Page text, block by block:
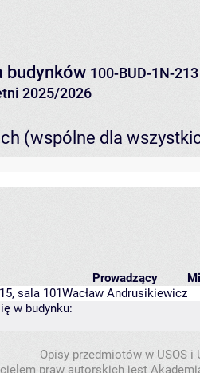
budynków 100-BUD-1N-213
2025/2026
(wspólne dla
Prowadzący
sala 101Wacław Andrusikiewicz
w budynku:
Opisy przedmiotów w USOS
praw autorskich jest